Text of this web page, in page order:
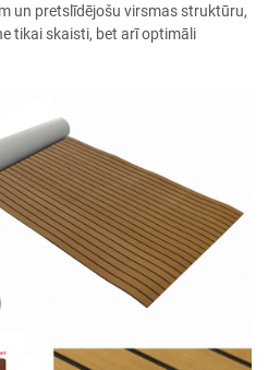
un pretslīdējošu virsmas struktūru,
tikai skaisti, bet arī optimāli